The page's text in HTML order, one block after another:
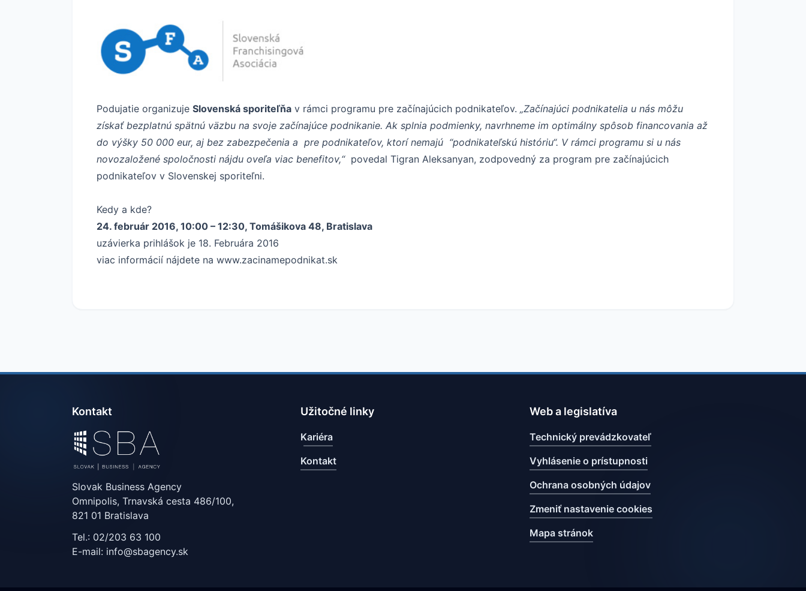
Podujatie organizuje Slovenská sporiteľňa v rámci programu pre začínajúcich podnikateľov. „Začínajúci podnikatelia u nás môžu
získať bezplatnú spätnú väzbu na svoje začínajúce podnikanie. Ak splnia podmienky, navrhneme im optimálny spôsob financovania až
do výšky 50 000 eur, aj bez zabezpečenia a pre podnikateľov, ktorí nemajú “podnikateľskú históriu“. V rámci programu si u nás
novozaložené spoločnosti nájdu oveľa viac benefitov,“povedal Tigran Aleksanyan, zodpovedný za program pre začínajúcich
podnikateľov v Slovenskej sporiteľni.
Kedy a kde?
24. február 2016, 10:00 – 12:30, Tomášikova 48, Bratislava
uzávierka prihlášok je 18. Februára 2016
viac informácií nájdete na www.zacinamepodnikat.sk
Kontakt
Slovak Business Agency
Omnipolis, Trnavská cesta 486/100,
821 01 Bratislava
Tel.: 02/203 63 100
E-mail: info@sbagency.sk
Užitočné linky
Kariéra
Kontakt
Web a legislatíva
Technický prevádzkovateľ
Vyhlásenie o prístupnosti
Ochrana osobných údajov
Zmeniť nastavenie cookies
Mapa stránok